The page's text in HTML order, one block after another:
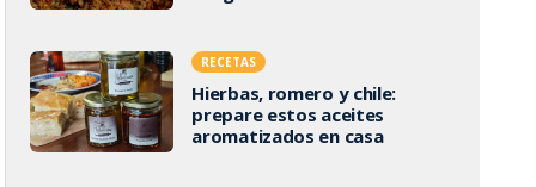
RECETAS
Hierbas, romero y chile:
prepare estos aceites
aromatizados en casa